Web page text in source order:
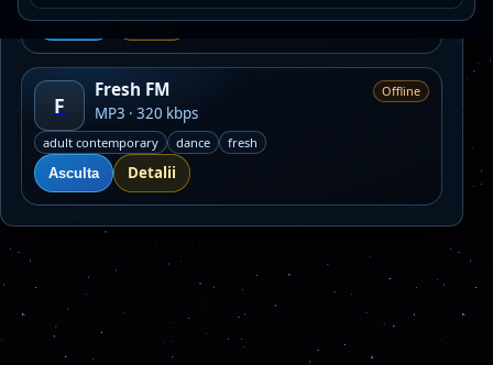
Asculta
Detalii
F
Fresh FM
MP3 · 320 kbps
Offline
adult contemporary dance
fresh
Asculta
Detalii